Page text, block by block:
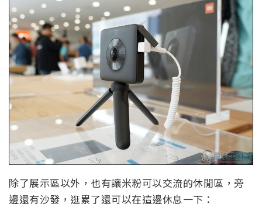
除了展示區以外，也有讓米粉可以交流的休閒區，旁
邊還有沙發，逛累了還可以在這邊休息一下：